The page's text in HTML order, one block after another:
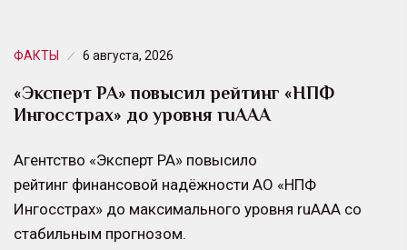
ФАКТЫ 6 августа, 2026
«Эксперт РА» повысил рейтинг «НПФ
Ингосстрах» до уровня ruAAA
Агентство «Эксперт РА» повысило
рейтинг финансовой надёжности АО «НПФ
Ингосстрах» до максимального уровня ruAAA со
стабильным прогнозом.